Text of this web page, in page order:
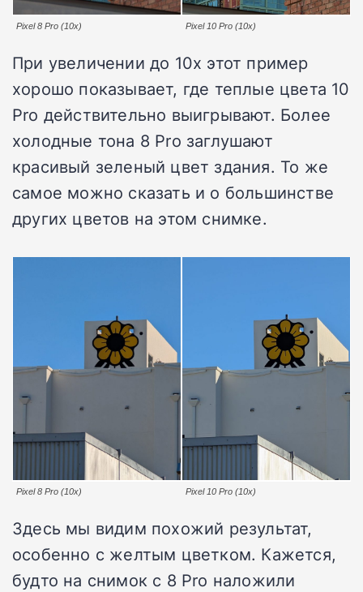
Pixel 8 Pro (10x) Pixel 10 Pro (10x)
При увеличении до 10x этот пример
хорошо показывает, где теплые цвета 10
Pro действительно выигрывают. Более
холодные тона 8 Pro заглушают
красивый зеленый цвет здания. То же
самое можно сказать и о большинстве
других цветов на этом снимке.
Pixel 8 Pro (10x) Pixel 10 Pro (10x)
Здесь мы видим похожий результат,
особенно с желтым цветком. Кажется,
будто на снимок с 8 Pro наложили